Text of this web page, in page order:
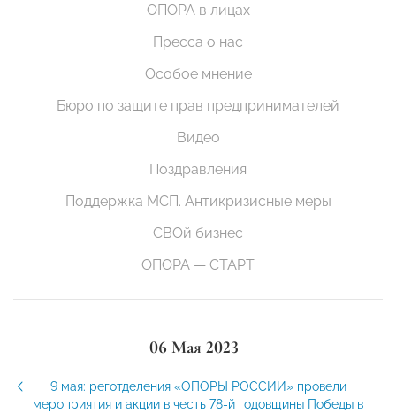
ОПОРА в лицах
Пресса о нас
Особое мнение
Бюро по защите прав предпринимателей
Видео
Поздравления
Поддержка МСП. Антикризисные меры
СВОй бизнес
ОПОРА — СТАРТ
06 Мая 2023
9 мая: реготделения «ОПОРЫ РОССИИ» провели
мероприятия и акции в честь 78-й годовщины Победы в